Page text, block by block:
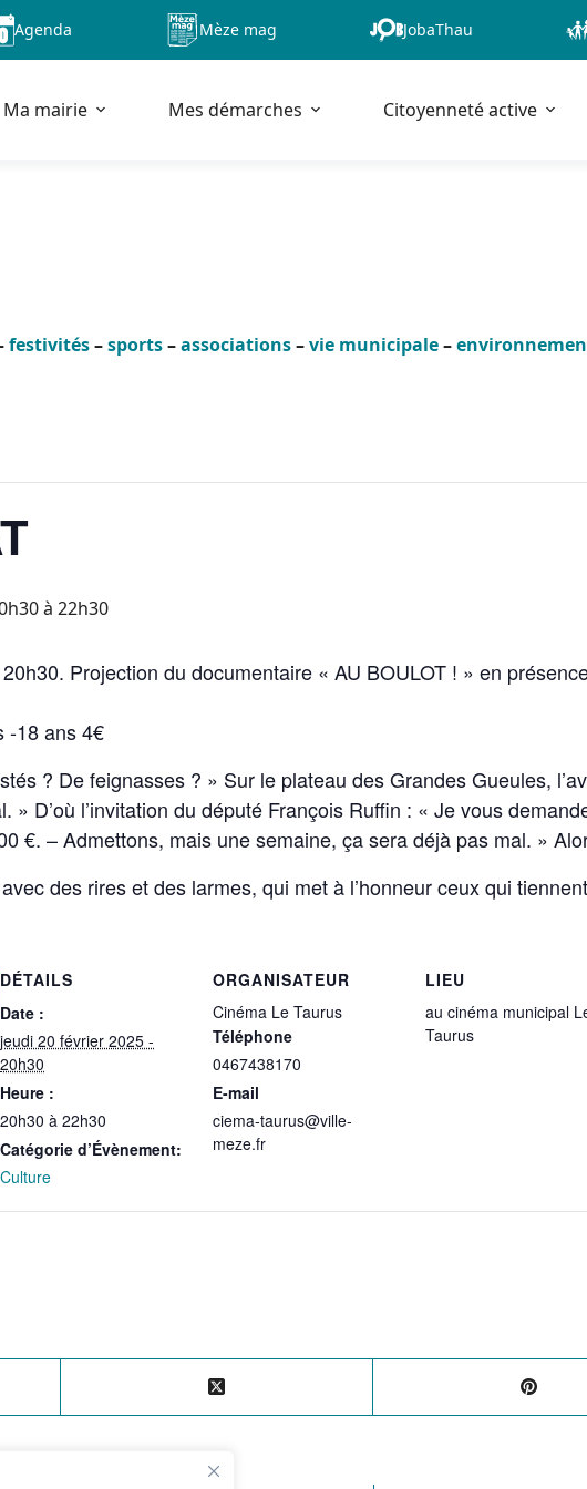
Agenda Mèze mag JobaThau
Ma mairie Mes démarches Citoyenneté active
festivités–sports–associations–vie municipale–
à 22h30
Projection du documentaire « AU BOULOT ! » en
-18 ans 4€
? De feignasses ? » Sur le plateau des Grandes Gueules,
» D’où l’invitation du député François Ruffin : « Je vous
€. – Admettons, mais une semaine, ça sera déjà pas mal. »
des rires et des larmes, qui met à l’honneur ceux qui
DÉTAILS
Date :
jeudi 20 février 2025 -
20h30
Heure :
20h30 à 22h30
Catégorie d’Évènement:
Culture
ORGANISATEUR
Cinéma Le Taurus
Téléphone
0467438170
E-mail
ciema-taurus@ville-
meze.fr
LIEU
au cinéma municipal
Taurus